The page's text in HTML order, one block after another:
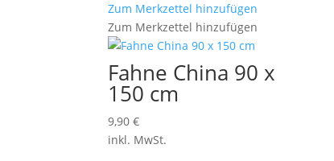
Zum Merkzettel hinzufügen
Zum Merkzettel hinzufügen
Fahne China 90 x
150 cm
9,90€
inkl. MwSt.